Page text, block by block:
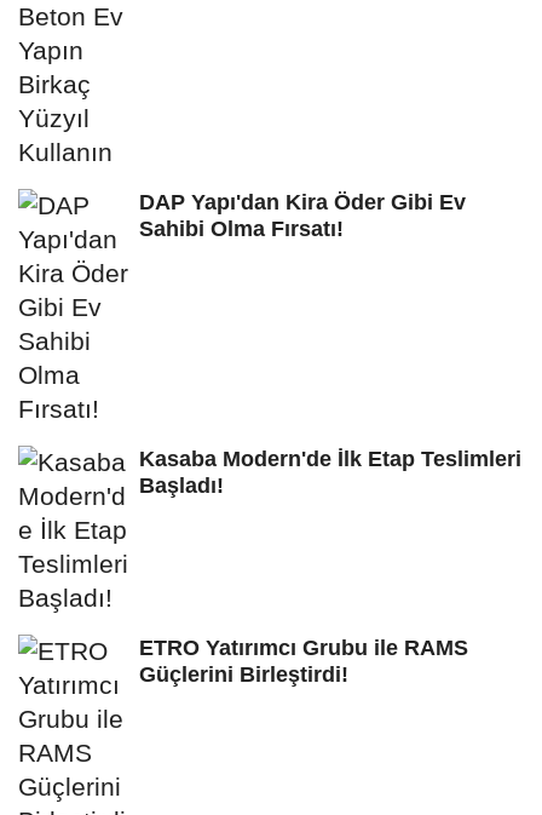
DAP Yapı'dan Kira Öder Gibi Ev
Sahibi Olma Fırsatı!
Kasaba Modern'de İlk Etap Teslimleri
Başladı!
ETRO Yatırımcı Grubu ile RAMS
Güçlerini Birleştirdi!